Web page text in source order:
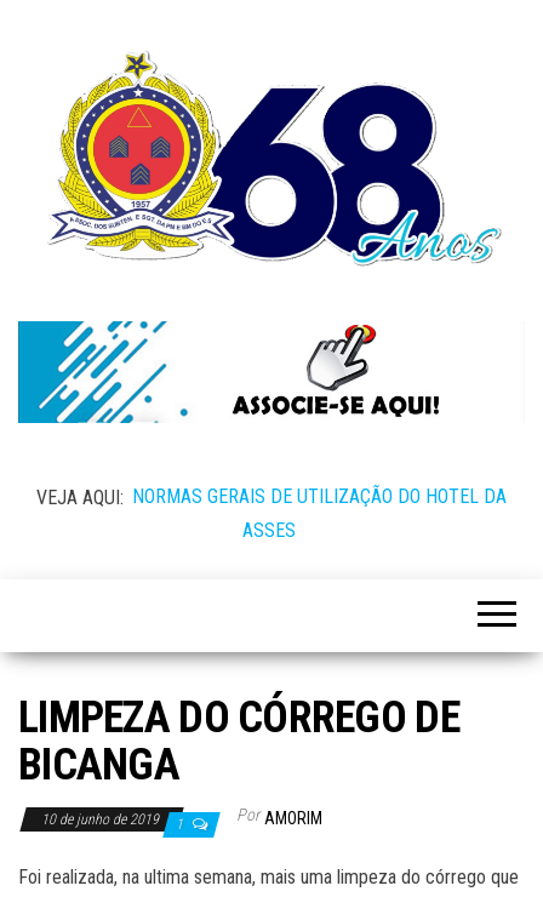
VEJA AQUI: NORMAS GERAIS DE UTILIZAÇÃO DO HOTEL DA
ASSES
LIMPEZA DO CÓRREGO DE
BICANGA
10 de junho de 2019 1 Por AMORIM
Foi realizada, na ultima semana, mais uma limpeza do córrego que